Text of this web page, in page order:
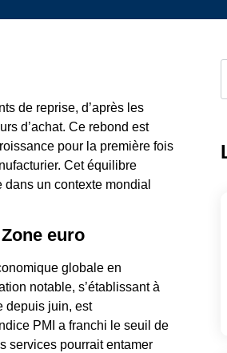
de reprise, d’après les
d’achat. Ce rebond est
pour la première fois
Cet équilibre
un contexte mondial
euro
globale en
notable, s’établissant à
depuis juin, est
PMI a franchi le seuil de
services pourrait entamer